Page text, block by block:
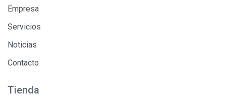
Empresa
Servicios
Noticias
Contacto
Tienda